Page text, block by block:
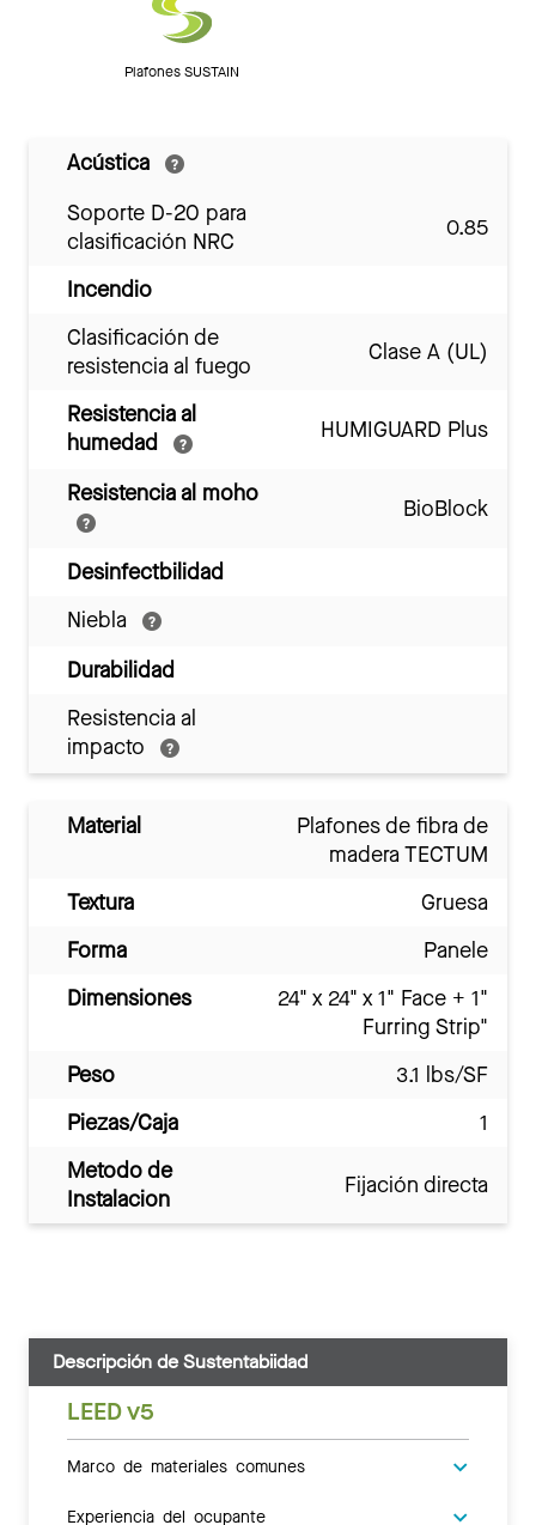
Plafones SUSTAIN
Acústica
Soporte D-20 para
clasificación NRC
0.85
Incendio
Clasificación de
resistencia al fuego
Clase A (UL)
Resistencia al
humedad
HUMIGUARD Plus
Resistencia al moho
BioBlock
Desinfectbilidad
Niebla
Durabilidad
Resistencia al
impacto
Material
Plafones de fibra de
madera TECTUM
Textura
Gruesa
Forma
Panele
Dimensiones
24" x 24" x 1" Face + 1"
Furring Strip"
Peso
3.1 lbs/SF
Piezas/Caja
1
Metodo de
Instalacion
Fijación directa
Descripción de Sustentabiidad
LEED v5
Marco de materiales comunes
Experiencia del ocupante